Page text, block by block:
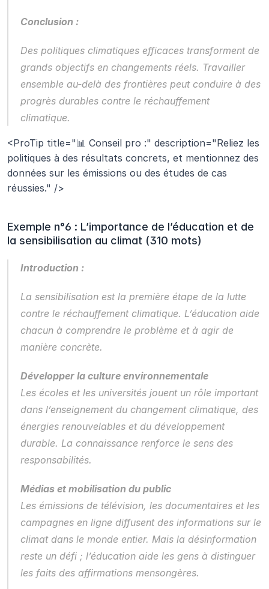
Conclusion :
Des politiques climatiques efficaces transforment de
grands objectifs en changements réels. Travailler
ensemble au-delà des frontières peut conduire à des
progrès durables contre le réchauffement
climatique.
<ProTip title="📊 Conseil pro :" description="Reliez les
politiques à des résultats concrets, et mentionnez des
données sur les émissions ou des études de cas
réussies." />
Exemple n°6 : L’importance de l’éducation et de
la sensibilisation au climat (310 mots)
Introduction :
La sensibilisation est la première étape de la lutte
contre le réchauffement climatique. L’éducation aide
chacun à comprendre le problème et à agir de
manière concrète.
Développer la culture environnementale
Les écoles et les universités jouent un rôle important
dans l’enseignement du changement climatique, des
énergies renouvelables et du développement
durable. La connaissance renforce le sens des
responsabilités.
Médias et mobilisation du public
Les émissions de télévision, les documentaires et les
campagnes en ligne diffusent des informations sur le
climat dans le monde entier. Mais la désinformation
reste un défi ; l’éducation aide les gens à distinguer
les faits des affirmations mensongères.